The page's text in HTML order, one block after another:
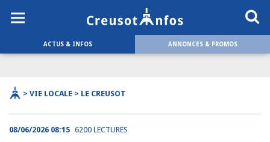
ACTUS & INFOS ANNONCES & PROMOS
> VIE LOCALE > LE CREUSOT
08/06/2026 08:15 6200 LECTURES